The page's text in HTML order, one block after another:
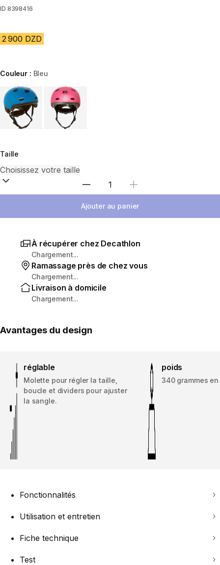
ID 8398416
2 900 DZD
Couleur : Bleu
Choose a variant
Taille
Sélectionnez la quantité
Ajouter au panier
À récupérer chez Decathlon
Chargement...
Ramassage près de chez vous
Chargement...
Livraison à domicile
Chargement...
Avantages du design
réglable
Molette pour régler la taille,
boucle et dividers pour ajuster
la sangle.
poids
340 grammes
Fonctionnalités
Utilisation et entretien
Fiche technique
Test